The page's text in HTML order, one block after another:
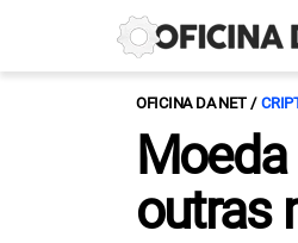
OFICINA DA NET
outras